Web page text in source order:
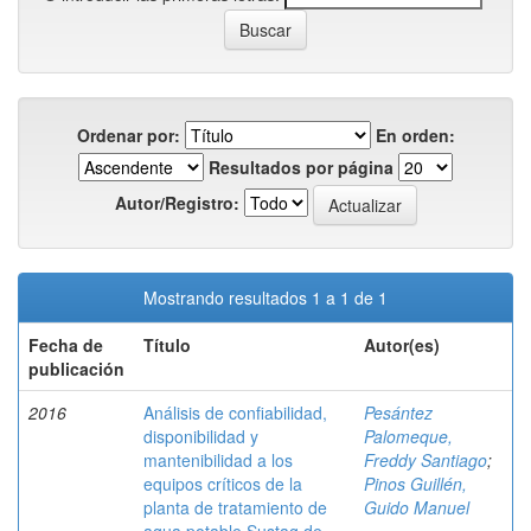
Ordenar por:
En orden:
Resultados por página
Autor/Registro:
Mostrando resultados 1 a 1 de 1
Fecha de
publicación
Título Autor(es)
2016
Análisis de confiabilidad,
disponibilidad y
mantenibilidad a los
equipos críticos de la
planta de tratamiento de
Pesántez
Palomeque,
Freddy Santiago;
Pinos Guillén,
Guido Manuel